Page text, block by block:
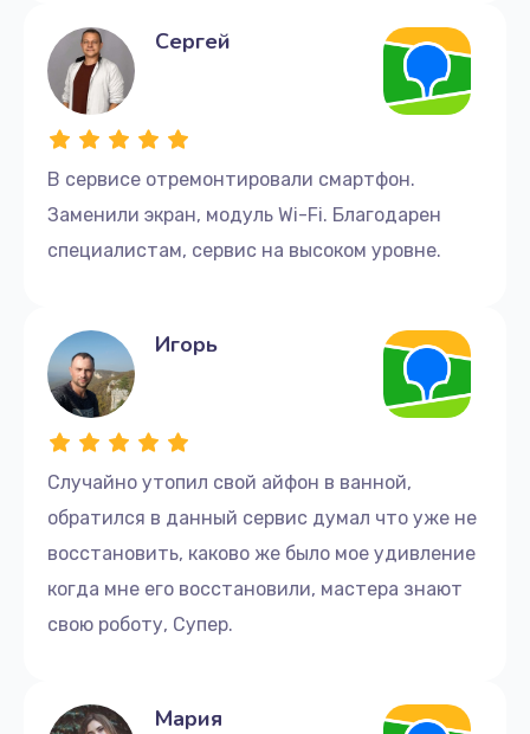
В сервисе отремонтировали смартфон.
Заменили экран, модуль Wi-Fi. Благодарен
специалистам, сервис на высоком уровне.
Сергей
Случайно утопил свой айфон в ванной,
обратился в данный сервис думал что уже не
восстановить, каково же было мое удивление
когда мне его восстановили, мастера знают
свою роботу, Супер.
Игорь
Мария